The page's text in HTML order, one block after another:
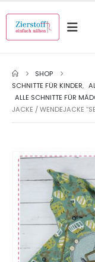
SHOP
SCHNITTE FÜR KINDER,
ALLE SCHNITTE FÜR
JACKE / WENDEJACKE